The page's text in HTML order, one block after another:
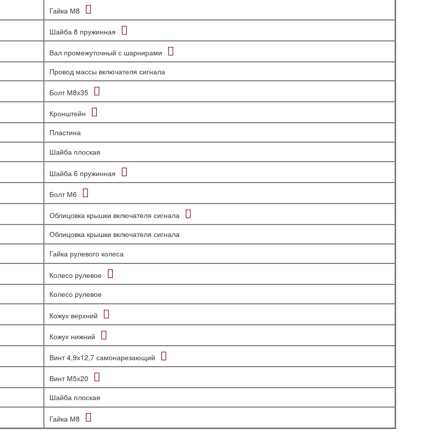
Гайка М8
Шайба 8 пружинная
Вал промежуточный с шарнирами
Провод массы включателя сигнала
Болт М8х35
Кронштейн
Пластина
Шайба плоская
Шайба 6 пружинная
Болт М6
Облицовка крышки включателя сигнала
Облицовка крышки включателя сигнала
Гайка рулевого колеса
Колесо рулевое
Колесо рулевое
Кожух верхний
Кожух нижний
Винт 4,9х12,7 самонарезающий
Винт М5х20
Шайба плоская
Гайка М8